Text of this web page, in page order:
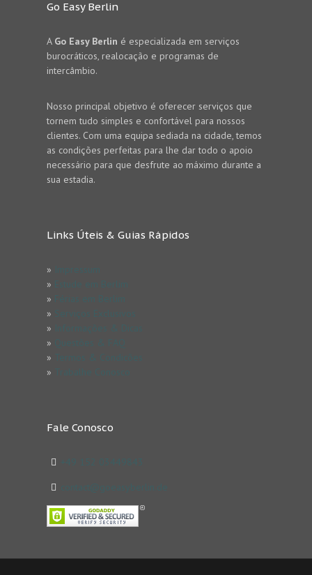
Go Easy Berlin
A Go Easy Berlin é especializada em serviços
burocráticos, realocação e programas de
intercâmbio.
Nosso principal objetivo é oferecer serviços que
tornem tudo simples e confortável para nossos
clientes. Com uma equipa sediada na cidade, temos
as condições perfeitas para lhe dar todo o apoio
necessário para que desfrute ao máximo durante a
sua estadia.
Links Úteis & Guias Rápidos
»
»
»
»
»
»
»
»
Fale Conosco